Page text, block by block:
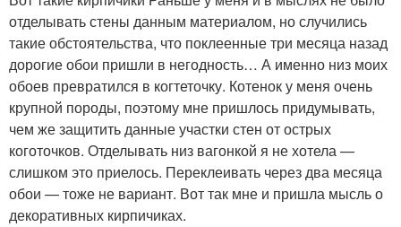
отделывать стены данным материалом, но случились
такие обстоятельства, что поклеенные три месяца назад
дорогие обои пришли в негодность… А именно низ моих
обоев превратился в когтеточку. Котенок у меня очень
крупной породы, поэтому мне пришлось придумывать,
чем же защитить данные участки стен от острых
коготочков. Отделывать низ вагонкой я не хотела —
слишком это приелось. Переклеивать через два месяца
обои — тоже не вариант. Вот так мне и пришла мысль о
декоративных кирпичиках.